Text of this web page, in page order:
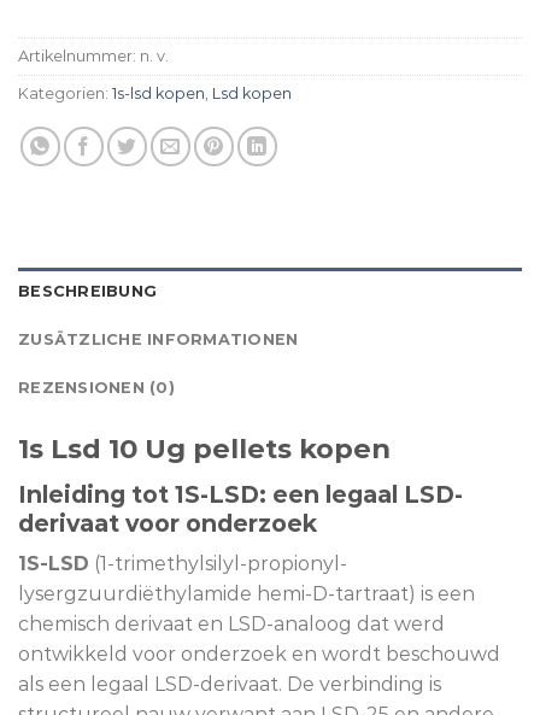
Artikelnummer: n. v.
Kategorien: 1s-lsd kopen Lsd kopen
BESCHREIBUNG
ZUSÄTZLICHE INFORMATIONEN
REZENSIONEN (0)
1s Lsd 10 Ug pellets kopen
Inleiding tot 1S-LSD: een legaal LSD-
derivaat voor onderzoek
1S-LSD (1-trimethylsilyl-propionyl-
lysergzuurdiëthylamide hemi-D-tartraat) is een
chemisch derivaat en LSD-analoog dat werd
ontwikkeld voor onderzoek en wordt beschouwd
als een legaal LSD-derivaat. De verbinding is